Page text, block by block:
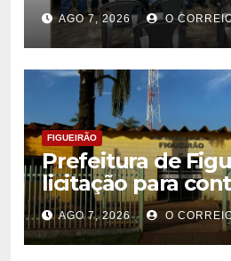
Citricultores e
desenvolvimento
citricultura
AGO 7, 2026 O
FIGUEIRÃO
Prefeitura de
licitação para
estrutura de
AGO 7, 2026 O